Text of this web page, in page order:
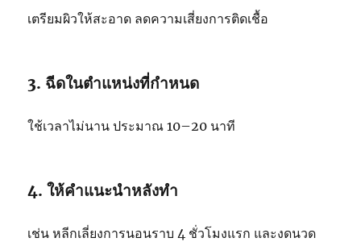
เตรียมผิวให้สะอาด ลดความเสี่ยงการติดเชื้อ
3. ฉีดในตำแหน่งที่กำหนด
ใช้เวลาไม่นาน ประมาณ 10–20 นาที
4. ให้คำแนะนำหลังทำ
เช่น หลีกเลี่ยงการนอนราบ 4 ชั่วโมงแรก และงดนวด